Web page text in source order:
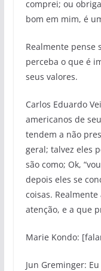
comprei; ou
bom em mim, é
Realmente pense
perceba o que é
seus valores.
Carlos Eduardo
americanos de
tendem a não
geral; talvez eles
são como; Ok,
depois eles se
coisas.
atenção, e a que
Marie Kondo:
Jun Greminger: